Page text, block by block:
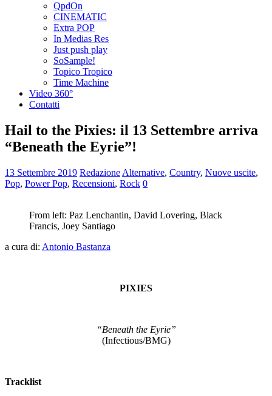
QpdOn
CINEMATIC
Extra POP
In Medias Res
Just push play
SoSample!
Topico Tropico
Time Machine
Video 360°
Contatti
Hail to the Pixies: il 13 Settembre arriva
“Beneath the Eyrie”!
13 Settembre 2019 Redazione Alternative, Country, Nuove uscite,
Pop, Power Pop, Recensioni, Rock 0
From left: Paz Lenchantin, David Lovering, Black
Francis, Joey Santiago
a cura di: Antonio Bastanza
PIXIES
“Beneath the Eyrie”
(Infectious/BMG)
Tracklist